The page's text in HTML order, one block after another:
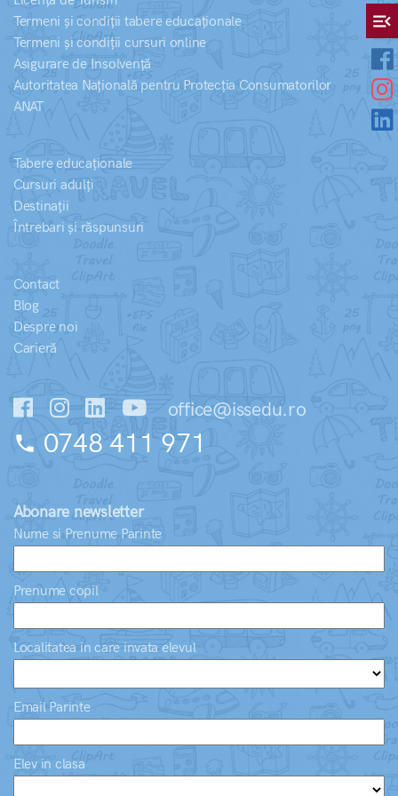
menu_open
Termeni și condiții tabere educaționale
Termeni și condiții cursuri online
Asigurare de Insolvență
Autoritatea Națională pentru Protecția Consumatorilor
ANAT
Tabere educaționale
Cursuri adulți
Destinații
Întrebari și răspunsuri
Contact
Blog
Despre noi
Carieră
office@issedu.ro
phone 0748 411 971
Abonare newsletter
Nume si Prenume Parinte
Prenume copil
Localitatea in care invata elevul
Email Parinte
Elev in clasa